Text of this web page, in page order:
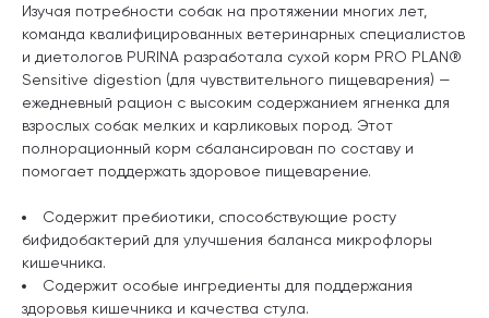
Изучая потребности собак на протяжении многих лет,
команда квалифицированных ветеринарных специалистов
и диетологов PURINA разработала сухой корм PRO PLAN®
Sensitive digestion (для чувствительного пищеварения) —
ежедневный рацион с высоким содержанием ягненка для
взрослых собак мелких и карликовых пород. Этот
полнорационный корм сбалансирован по составу и
помогает поддержать здоровое пищеварение.
Содержит пребиотики, способствующие росту
бифидобактерий для улучшения баланса микрофлоры
кишечника.
Содержит особые ингредиенты для поддержания
здоровья кишечника и качества стула.